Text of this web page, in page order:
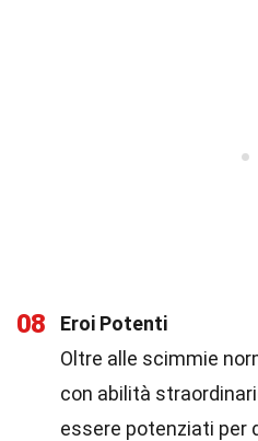
08
Eroi Potenti
Oltre alle scimmie
con abilità
essere potenziati per